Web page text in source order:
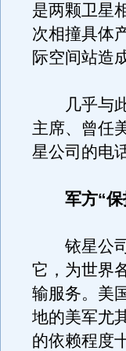
是两颗卫星
次相撞具体
际空间站造
几乎与此
主席、曾任
星公司的电
军方“
铱星公司
它，为世界
输服务。美
地的美军尤
的依赖程度